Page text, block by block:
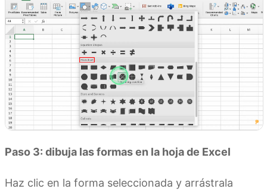
Paso 3: dibuja las formas en la hoja de Excel
Haz clic en la forma seleccionada y arrástrala